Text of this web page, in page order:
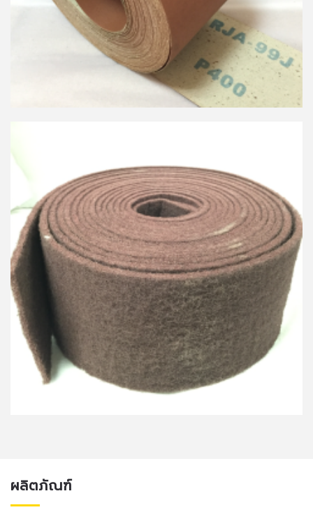
ผลิตภัณฑ์